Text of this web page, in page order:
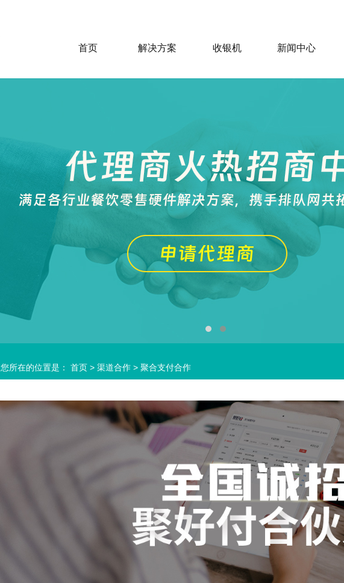
首页 解决方案 收银机 新闻中心
您所在的位置是： 首页 > 渠道合作 > 聚合支付合作